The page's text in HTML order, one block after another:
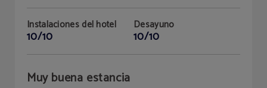
Instalaciones del hotel
10/10
Desayuno
10/10
Muy buena estancia